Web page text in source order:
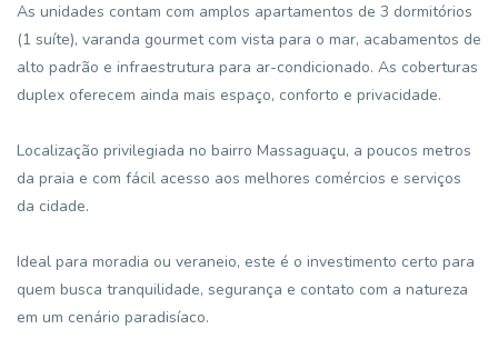
As unidades contam com amplos apartamentos de 3 dormitórios
(1 suíte), varanda gourmet com vista para o mar, acabamentos de
alto padrão e infraestrutura para ar-condicionado. As coberturas
duplex oferecem ainda mais espaço, conforto e privacidade.
Localização privilegiada no bairro Massaguaçu, a poucos metros
da praia e com fácil acesso aos melhores comércios e serviços
da cidade.
Ideal para moradia ou veraneio, este é o investimento certo para
quem busca tranquilidade, segurança e contato com a natureza
em um cenário paradisíaco.